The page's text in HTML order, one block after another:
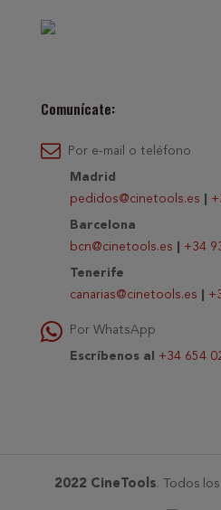
Comunícate:
Por e-mail o teléfono
Madrid
pedidos@cinetools.es
Barcelona
bcn@cinetools.es
+34
Tenerife
canarias@cinetools.es
Por WhatsApp
Escríbenos al +34 654
2022 CineTools. Todos